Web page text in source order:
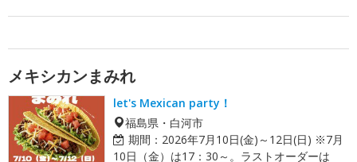
メキシカンまみれ
let's Mexican party！
福島県・白河市
期間： 2026年7月10日(金)～12日(日) ※7月
10日（金）は17：30～。ラストオーダーは